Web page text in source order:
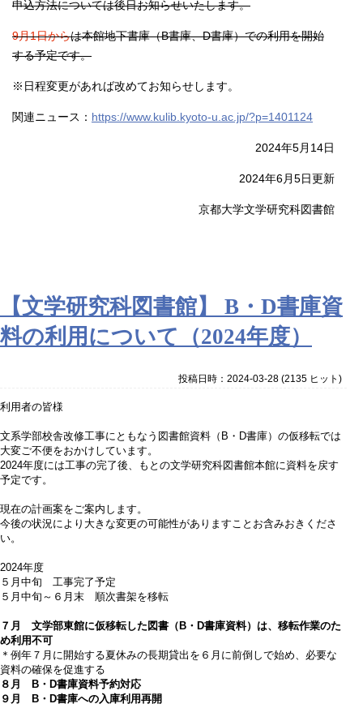
申込方法については後日お知らせいたします。
9月1日からは本館地下書庫（B書庫、D書庫）での利用を開始
する予定です。
※日程変更があれば改めてお知らせします。
関連ニュース： https://www.kulib.kyoto-u.ac.jp/?p=1401124
2024年5月14日
2024年6月5日更新
京都大学文学研究科図書館
【文学研究科図書館】 B・D書庫資
料の利用について（2024年度）
投稿日時：2024-03-28(2135 ヒット )
利用者の皆様
文系学部校舎改修工事にともなう図書館資料（B・D書庫）の仮移転では
大変ご不便をおかけしています。
2024年度には工事の完了後、もとの文学研究科図書館本館に資料を戻す
予定です。
現在の計画案をご案内します。
今後の状況により大きな変更の可能性がありますことお含みおきくださ
い。
2024年度
５月中旬 工事完了予定
５月中旬～６月末 順次書架を移転
７月 文学部東館に仮移転した図書（B・D書庫資料）は、移転作業のた
め利用不可
＊例年７月に開始する夏休みの長期貸出を６月に前倒しで始め、必要な
資料の確保を促進する
８月 B・D書庫資料予約対応
９月 B・D書庫への入庫利用再開